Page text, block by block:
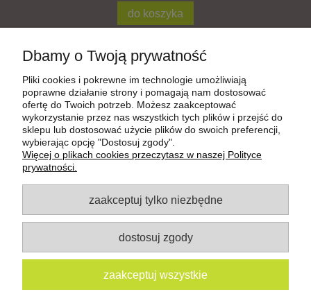
do koszyka
Aktywuj Płatności Shoper
Pomoc
Płatności i dostawa
Informacje
www.instagram.com/art_motyw
Dbamy o Twoją prywatność
Pliki cookies i pokrewne im technologie umożliwiają
poprawne działanie strony i pomagają nam dostosować
ofertę do Twoich potrzeb. Możesz zaakceptować
wykorzystanie przez nas wszystkich tych plików i przejść do
sklepu lub dostosować użycie plików do swoich preferencji,
wybierając opcję "Dostosuj zgody".
Więcej o plikach cookies przeczytasz w naszej Polityce
prywatności.
zaakceptuj tylko niezbędne
dostosuj zgody
zaakceptuj wszystkie